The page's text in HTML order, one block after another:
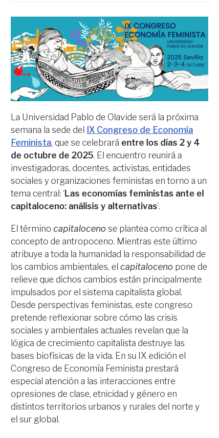
La Universidad Pablo de Olavide será la próxima
semana la sede del IX Congreso de Economía
Feminista, que se celebrará entre los días 2 y 4
de octubre de 2025. El encuentro reunirá a
investigadoras, docentes, activistas, entidades
sociales y organizaciones feministas en torno a un
tema central: ‘Las economías feministas ante el
capitaloceno: análisis y alternativas’.
El términocapitaloceno se plantea como crítica al
concepto de antropoceno. Mientras este último
atribuye a toda la humanidad la responsabilidad de
los cambios ambientales, elcapitaloceno pone de
relieve que dichos cambios están principalmente
impulsados por el sistema capitalista global.
Desde perspectivas feministas, este congreso
pretende reflexionar sobre cómo las crisis
sociales y ambientales actuales revelan que la
lógica de crecimiento capitalista destruye las
bases biofísicas de la vida. En su IX edición el
Congreso de Economía Feminista prestará
especial atención a las interacciones entre
opresiones de clase, etnicidad y género en
distintos territorios urbanos y rurales del norte y
el sur global.